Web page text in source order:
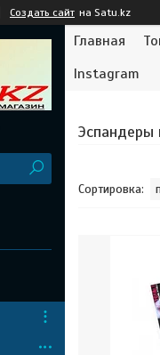
Создать сайт на Satu.kz
Главная
Instagram
Эспандеры